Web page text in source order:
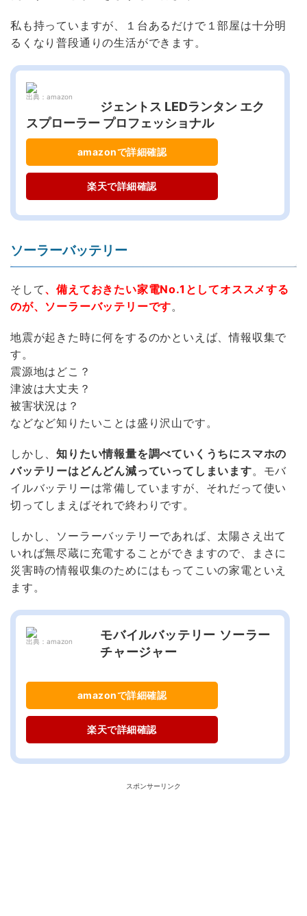
私も持っていますが、１台あるだけで１部屋は十分明
るくなり普段通りの生活ができます。
出典：amazon
ジェントス LEDランタン エク
スプローラー プロフェッショナル
amazonで詳細確認
楽天で詳細確認
ソーラーバッテリー
そして、備えておきたい家電No.1としてオススメする
のが、ソーラーバッテリーです。
地震が起きた時に何をするのかといえば、情報収集で
す。
震源地はどこ？
津波は大丈夫？
被害状況は？
などなど知りたいことは盛り沢山です。
しかし、知りたい情報量を調べていくうちにスマホの
バッテリーはどんどん減っていってしまいます。モバ
イルバッテリーは常備していますが、それだって使い
切ってしまえばそれで終わりです。
しかし、ソーラーバッテリーであれば、太陽さえ出て
いれば無尽蔵に充電することができますので、まさに
災害時の情報収集のためにはもってこいの家電といえ
ます。
出典：amazon
モバイルバッテリー ソーラー
チャージャー
amazonで詳細確認
楽天で詳細確認
スポンサーリンク